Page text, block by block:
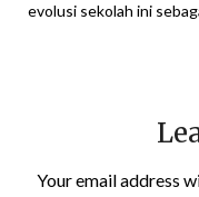
evolusi sekolah ini
Your email address